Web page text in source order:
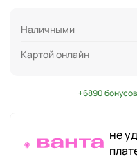
Наличными
Картой онлайн
+6890
не